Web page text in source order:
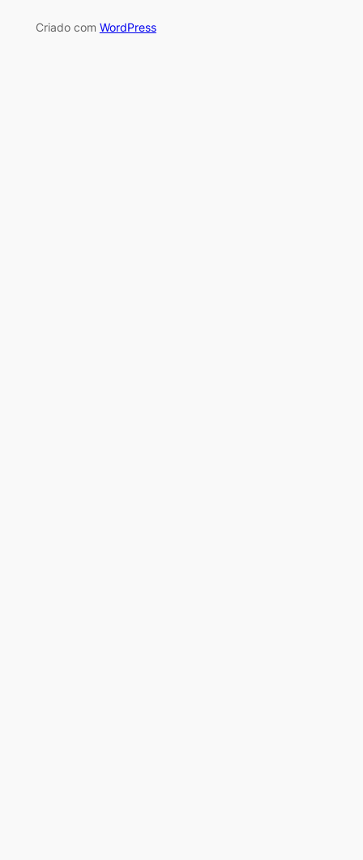
Criado com WordPress